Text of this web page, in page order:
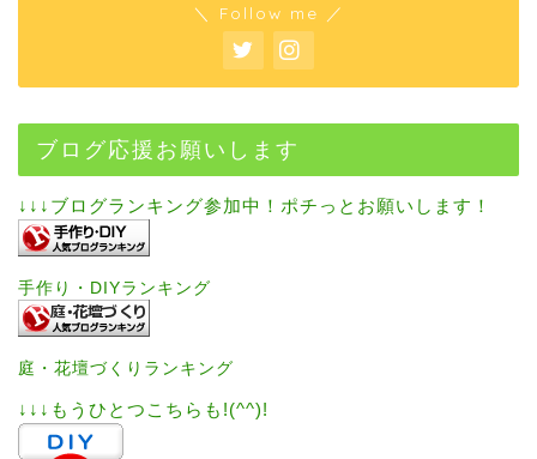
＼ Follow me ／
ブログ応援お願いします
↓↓↓ブログランキング参加中！ポチっとお願いします！
手作り・DIYランキング
庭・花壇づくりランキング
↓↓↓もうひとつこちらも!(^^)!